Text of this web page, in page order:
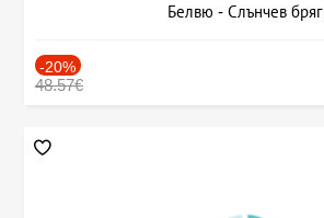
Белвю - Слънчев бряг
-20%
48.57€